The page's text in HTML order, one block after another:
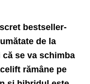
bestseller-
de la
se va schimba
rămâne pe